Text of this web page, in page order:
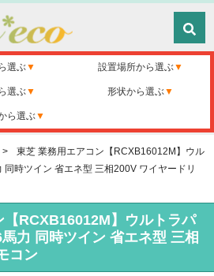
選ぶ 設置場所から選ぶ
選ぶ 形状から選ぶ
ら選ぶ
>
東芝 業務用エアコン【RCXB16012M】ウル
同時ツイン 省エネ型 三相200V ワイヤードリ
RCXB16012M】ウルトラパ
力 同時ツイン 省エネ型 三相
コン